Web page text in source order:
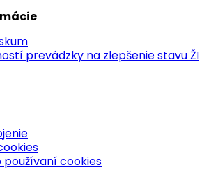
prevádzky na zlepšenie stavu ŽI
používaní cookies